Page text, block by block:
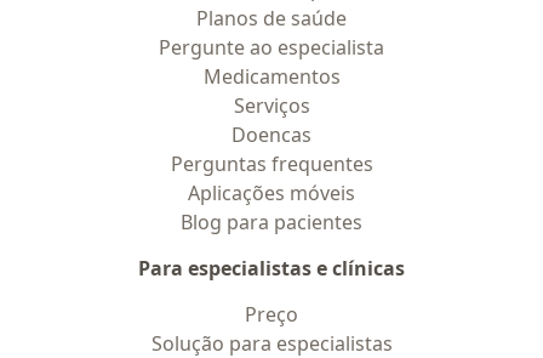
Planos de saúde
Pergunte ao especialista
Medicamentos
Serviços
Doencas
Perguntas frequentes
Aplicações móveis
Blog para pacientes
Para especialistas e clínicas
Preço
Solução para especialistas